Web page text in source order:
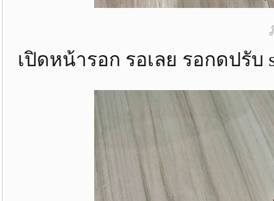
เปิดหน้ารอก รอเลย รอกดปรับ